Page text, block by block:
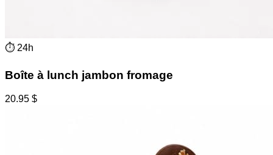
⏱ 24h
Boîte à lunch jambon fromage
20.95 $